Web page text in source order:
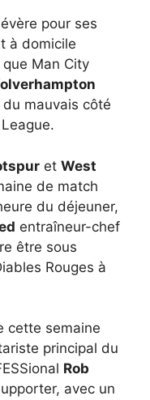
pour ses
à domicile
Man City
mauvais côté
et West
de match
du déjeuner,
entraîneur-chef
être sous
Rouges à
cette semaine
principal du
Rob
avec un